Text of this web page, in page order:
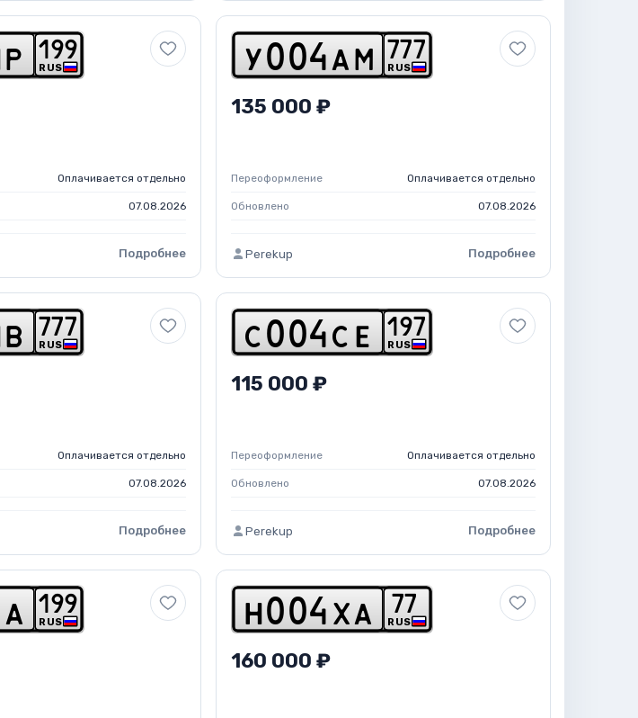
p RUS
1 99
Оплачивается отдельно
07.08.2026
Подробнее
y 0 04 a m RUS
7 7 7
135 000 ₽
Переоформление Оплачивается отдельно
Обновлено 07.08.2026
Perekup Подробнее
b RUS
7 7 7
Оплачивается отдельно
07.08.2026
Подробнее
c 0 04 c e RUS
1 9 7
115 000 ₽
Переоформление Оплачивается отдельно
Обновлено 07.08.2026
Perekup Подробнее
a RUS
1 99 h 0 04 x a RUS
7 7
160 000 ₽